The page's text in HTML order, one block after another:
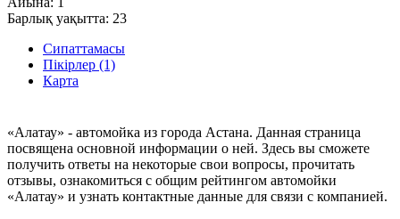
Барлық уақытта: 23
Сипаттамасы
Пікірлер (1)
Карта
«Алатау» - автомойка из города Астана. Данная страница
посвящена основной информации о ней. Здесь вы сможете
получить ответы на некоторые свои вопросы, прочитать
отзывы, ознакомиться с общим рейтингом автомойки
«Алатау» и узнать контактные данные для связи с компанией.